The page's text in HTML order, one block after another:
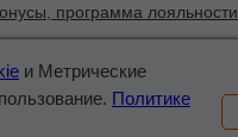
и Метрические
Политике
программа лояльности